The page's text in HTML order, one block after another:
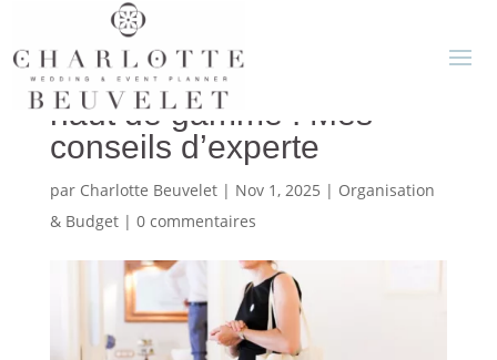
Budgétiser un mariage
haut de gamme : Mes
conseils d’experte
par Charlotte Beuvelet| Nov 1, 2025 | Organisation
& Budget| 0 commentaires